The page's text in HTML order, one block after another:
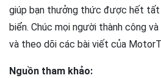
giúp bạn thưởng thức được hết tất
biển. Chúc mọi người thành công
và theo dõi các bài viết của
Nguồn tham khảo: